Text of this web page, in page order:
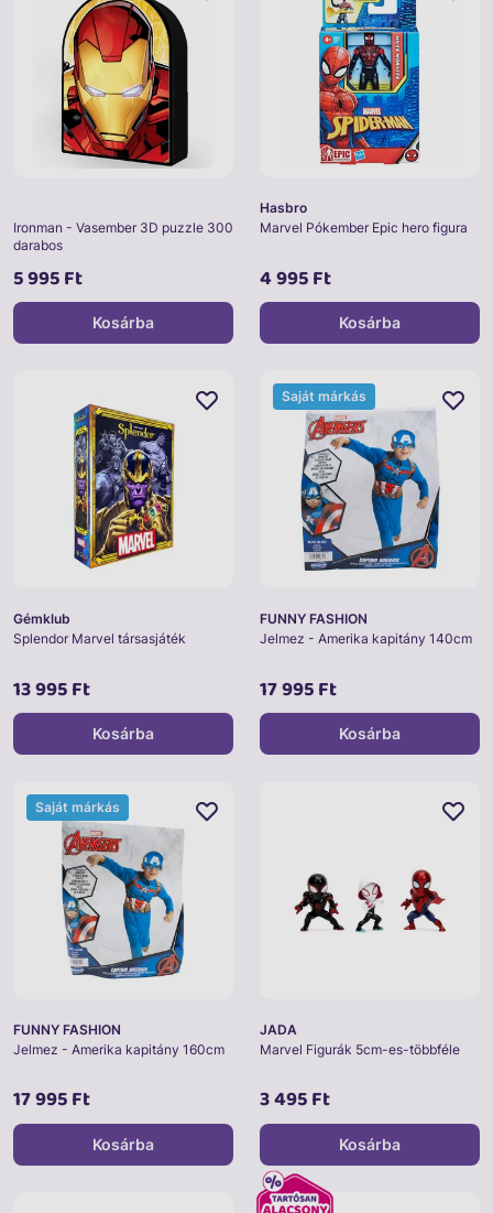
Ironman - Vasember 3D puzzle 300
darabos
5 995 Ft
Kosárba
Hasbro
Marvel Pókember Epic hero figura
4 995 Ft
Kosárba
Gémklub
Splendor Marvel társasjáték
13 995 Ft
Kosárba
FUNNY FASHION
Jelmez - Amerika kapitány 140cm
17 995 Ft
Saját márkás
Kosárba
FUNNY FASHION
Jelmez - Amerika kapitány 160cm
17 995 Ft
Saját márkás
Kosárba
JADA
Marvel Figurák 5cm-es-többféle
3 495 Ft
Kosárba